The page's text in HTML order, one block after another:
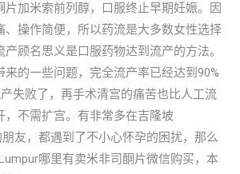
片加米索前列醇，口服终止早期妊娠。因
、操作简便，所以药流是大多数女性选择
顾名思义是口服药物达到流产的方法。
来的一些问题，完全流产率已经达到90%
失败了，再手术清宫的痛苦也比人工流
，不需扩宫。有非常多在吉隆坡
友，都遇到了不小心怀孕的困扰，那么
哪里有卖米非司酮片微信购买，本